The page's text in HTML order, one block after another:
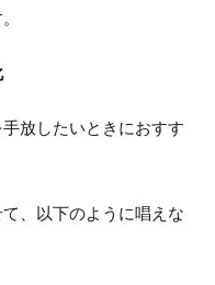
放したいときにおすす
、以下のように唱えな